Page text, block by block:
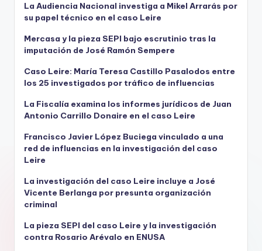
La Audiencia Nacional investiga a Mikel Arrarás por
su papel técnico en el caso Leire
Mercasa y la pieza SEPI bajo escrutinio tras la
imputación de José Ramón Sempere
Caso Leire: María Teresa Castillo Pasalodos entre
los 25 investigados por tráfico de influencias
La Fiscalía examina los informes jurídicos de Juan
Antonio Carrillo Donaire en el caso Leire
Francisco Javier López Buciega vinculado a una
red de influencias en la investigación del caso
Leire
La investigación del caso Leire incluye a José
Vicente Berlanga por presunta organización
criminal
La pieza SEPI del caso Leire y la investigación
contra Rosario Arévalo en ENUSA